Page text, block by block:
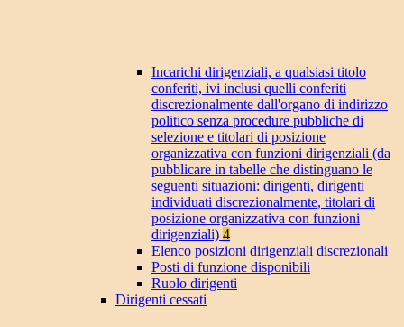
Incarichi dirigenziali, a qualsiasi titolo
conferiti, ivi inclusi quelli conferiti
discrezionalmente dall'organo di indirizzo
politico senza procedure pubbliche di
selezione e titolari di posizione
organizzativa con funzioni dirigenziali (da
pubblicare in tabelle che distinguano le
seguenti situazioni: dirigenti, dirigenti
individuati discrezionalmente, titolari di
posizione organizzativa con funzioni
dirigenziali) 4
Elenco posizioni dirigenziali discrezionali
Posti di funzione disponibili
Ruolo dirigenti
Dirigenti cessati